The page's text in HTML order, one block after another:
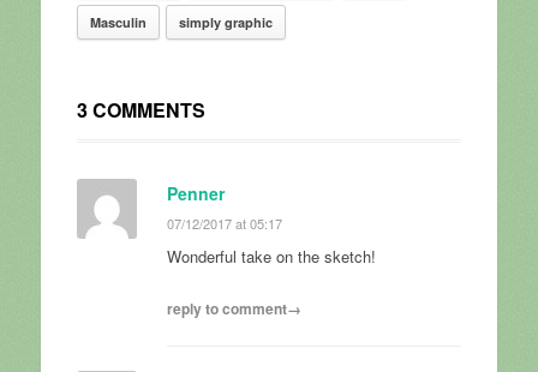
Masculin simply graphic
3 COMMENTS
Penner
07/12/2017 at 05:17
Wonderful take on the sketch!
reply to comment→